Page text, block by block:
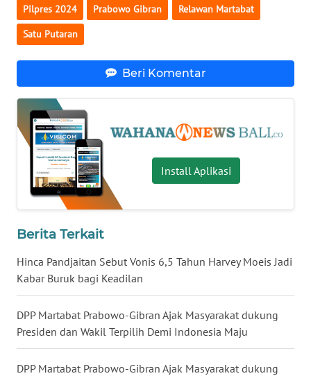
Pilpres 2024 Prabowo Gibran Relawan Martabat
Satu Putaran
Beri Komentar
Install Aplikasi
Berita Terkait
Hinca Pandjaitan Sebut Vonis 6,5 Tahun Harvey Moeis Jadi
Kabar Buruk bagi Keadilan
DPP Martabat Prabowo-Gibran Ajak Masyarakat dukung
Presiden dan Wakil Terpilih Demi Indonesia Maju
DPP Martabat Prabowo-Gibran Ajak Masyarakat dukung
WN
NUSANTARA
WN
JOGJA
WN
JATIM
WN
BALI
WN